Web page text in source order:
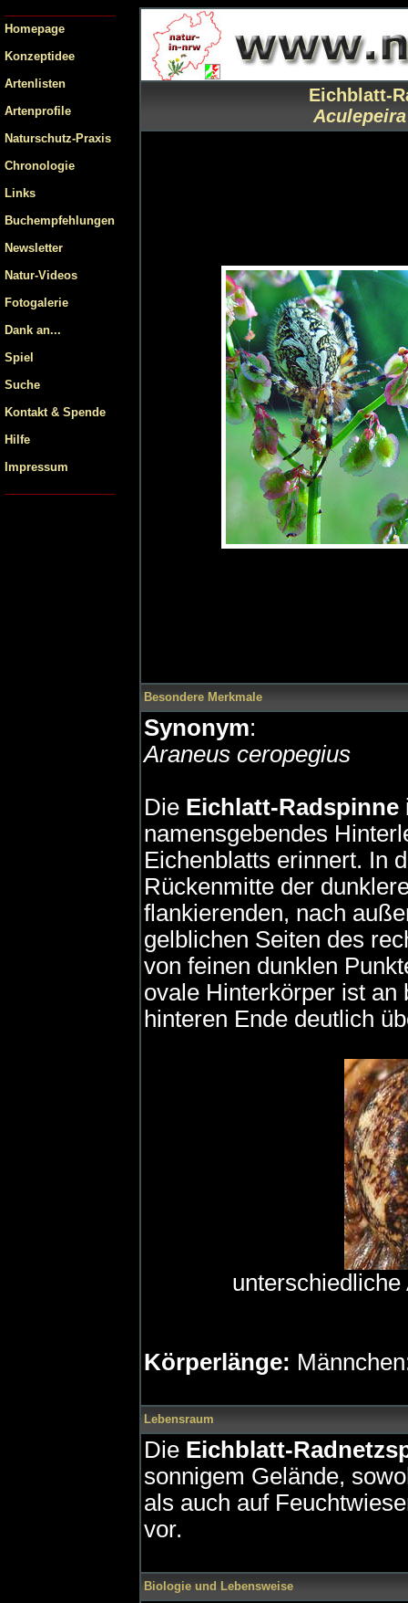
Homepage
Konzeptidee
Artenlisten
Artenprofile
Naturschutz-Praxis
Chronologie
Links
Buchempfehlungen
Newsletter
Natur-Videos
Fotogalerie
Dank an...
Spiel
Suche
Kontakt & Spende
Hilfe
Impressum
Eichblatt-
Besondere Merkmale
Synonym:
Araneus ceropegius
Die Eichlatt-Radspinne
namensgebendes
Eichenblatts erinnert. In
Rückenmitte der
flankierenden, nach
gelblichen Seiten des
von feinen dunklen
ovale Hinterkörper ist an
hinteren Ende deutlich
Körperlänge:
Lebensraum
Die Eichblatt-
sonnigem Gelände,
als auch auf
vor.
Biologie und Lebensweise